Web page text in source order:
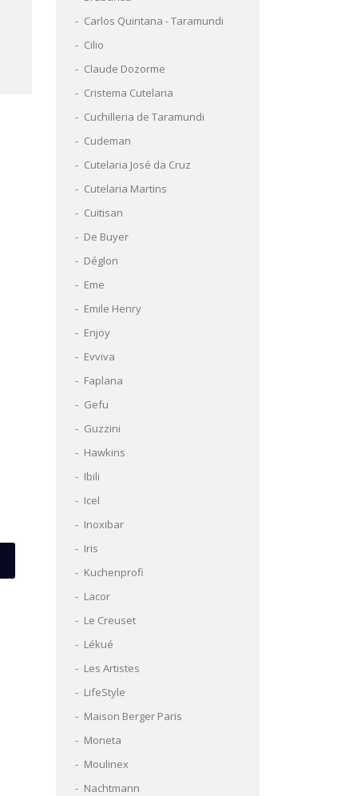
Carlos Quintana - Taramundi
Cilio
Claude Dozorme
Cristema Cutelaria
Cuchilleria de Taramundi
Cudeman
Cutelaria José da Cruz
Cutelaria Martins
Cuitisan
De Buyer
Déglon
Eme
Emile Henry
Enjoy
Evviva
Faplana
Gefu
Guzzini
Hawkins
Ibili
Icel
Inoxibar
Iris
Kuchenprofi
Lacor
Le Creuset
Lékué
Les Artistes
LifeStyle
Maison Berger Paris
Moneta
Moulinex
Nachtmann